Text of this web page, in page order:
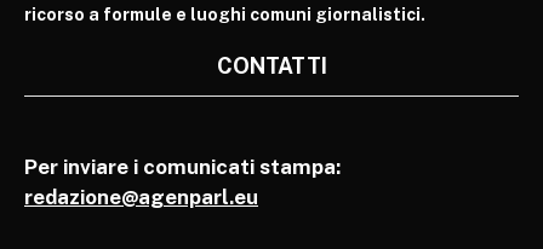
ricorso a formule e luoghi comuni giornalistici.
CONTATTI
Per inviare i comunicati stampa:
redazione@agenparl.eu